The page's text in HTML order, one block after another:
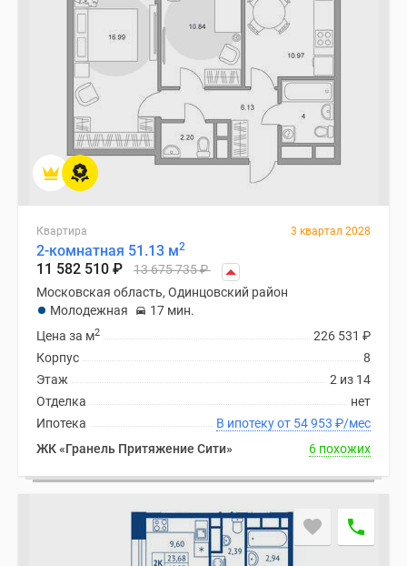
Квартира 3 квартал 2028
2-комнатная 51.13 м2
11 582 510 ₽ 13 675 735₽
Московская область, Одинцовский район
Молодежная
17 мин.
226 531 ₽
Цена за м2
8
Корпус
2 из 14
Этаж
нет
Отделка
В ипотеку от 54 953 ₽/мес
Ипотека
ЖК «Гранель Притяжение Сити»
6 похожих